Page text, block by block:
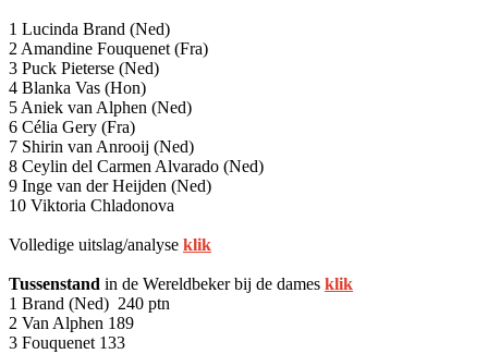
1 Lucinda Brand (Ned)
2 Amandine Fouquenet (Fra)
3 Puck Pieterse (Ned)
4 Blanka Vas (Hon)
5 Aniek van Alphen (Ned)
6 Célia Gery (Fra)
7 Shirin van Anrooij (Ned)
8 Ceylin del Carmen Alvarado (Ned)
9 Inge van der Heijden (Ned)
10 Viktoria Chladonova
Volledige uitslag/analyse klik
Tussenstand in de Wereldbeker bij de dames klik
1 Brand (Ned) 240 ptn
2 Van Alphen 189
3 Fouquenet 133